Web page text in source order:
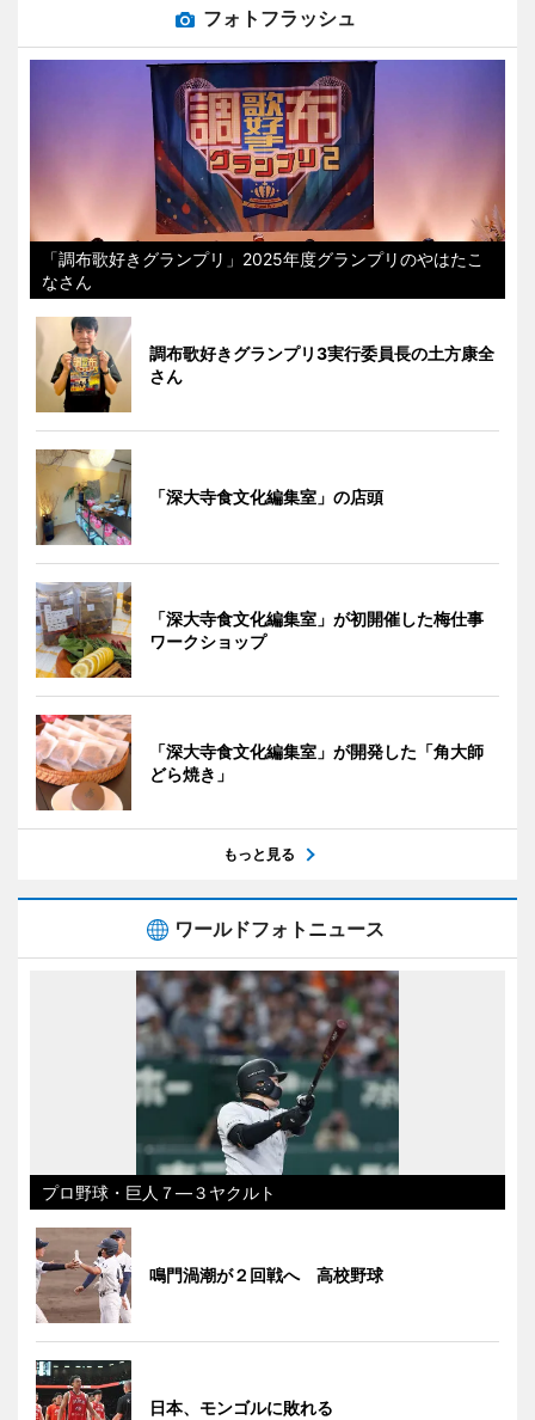
フォトフラッシュ
「調布歌好きグランプリ」2025年度グランプリのやはたこ
なさん
調布歌好きグランプリ3実行委員長の土方康全
さん
「深大寺食文化編集室」の店頭
「深大寺食文化編集室」が初開催した梅仕事
ワークショップ
「深大寺食文化編集室」が開発した「角大師
どら焼き」
もっと見る
ワールドフォトニュース
プロ野球・巨人７―３ヤクルト
鳴門渦潮が２回戦へ 高校野球
日本、モンゴルに敗れる